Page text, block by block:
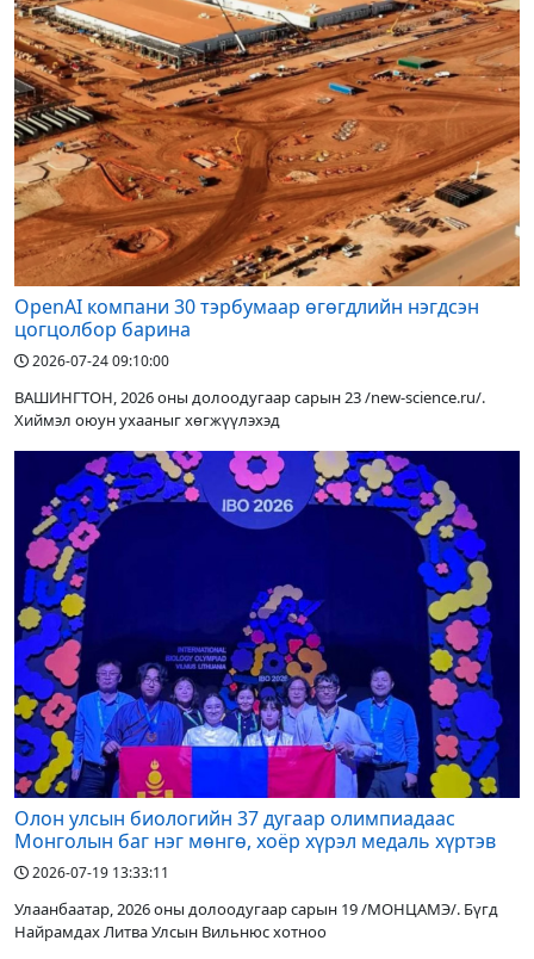
OpenAI компани 30 тэрбумаар өгөгдлийн нэгдсэн
цогцолбор барина
2026-07-24 09:10:00
ВАШИНГТОН, 2026 оны долоодугаар сарын 23 /new-science.ru/.
Хиймэл оюун ухааныг хөгжүүлэхэд
Олон улсын биологийн 37 дугаар олимпиадаас
Монголын баг нэг мөнгө, хоёр хүрэл медаль хүртэв
2026-07-19 13:33:11
Улаанбаатар, 2026 оны долоодугаар сарын 19 /МОНЦАМЭ/. Бүгд
Найрамдах Литва Улсын Вильнюс хотноо